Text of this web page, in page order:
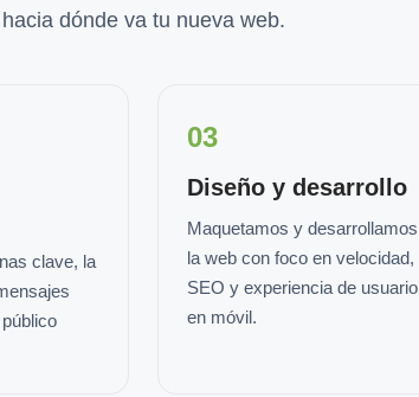
hacia dónde va tu nueva web.
clave, la
03
Diseño y desarrollo
Maquetamos y desarrollamos
la web con foco en velocidad,
SEO y experiencia de usuario
en móvil.